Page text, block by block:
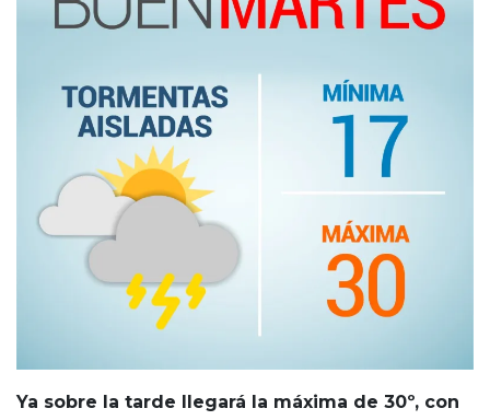
Ya sobre la tarde llegará la máxima de 30º, con